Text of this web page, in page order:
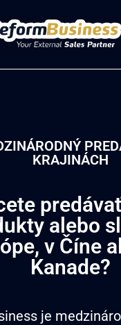
KRAJINÁCH​
alebo
v Číne
Kanade?
je